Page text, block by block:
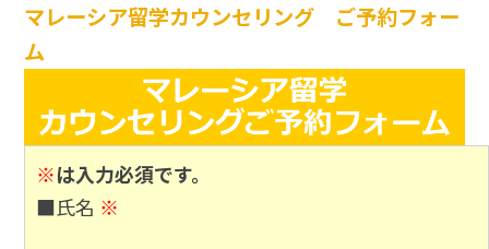
マレーシア留学カウンセリング ご予約フォー
ム
※は入力必須です。
■氏名 ※